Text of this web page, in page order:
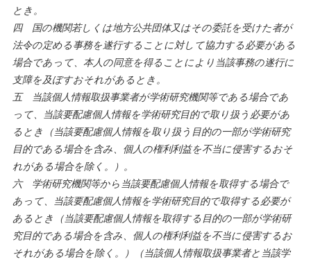
とき。
四 国の機関若しくは地方公共団体又はその委託を受けた者が
法令の定める事務を遂行することに対して協力する必要がある
場合であって、本人の同意を得ることにより当該事務の遂行に
支障を及ぼすおそれがあるとき。
五 当該個人情報取扱事業者が学術研究機関等である場合であ
って、当該要配慮個人情報を学術研究目的で取り扱う必要があ
るとき（当該要配慮個人情報を取り扱う目的の一部が学術研究
目的である場合を含み、個人の権利利益を不当に侵害するおそ
れがある場合を除く。）。
六 学術研究機関等から当該要配慮個人情報を取得する場合で
あって、当該要配慮個人情報を学術研究目的で取得する必要が
あるとき（当該要配慮個人情報を取得する目的の一部が学術研
究目的である場合を含み、個人の権利利益を不当に侵害するお
それがある場合を除く。）（当該個人情報取扱事業者と当該学